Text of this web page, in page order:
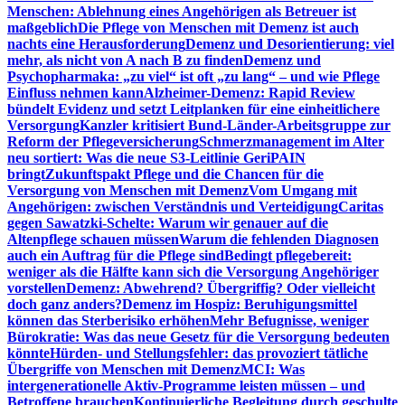
Menschen: Ablehnung eines Angehörigen als Betreuer ist
maßgeblichDie Pflege von Menschen mit Demenz ist auch
nachts eine HerausforderungDemenz und Desorientierung: viel
mehr, als nicht von A nach B zu findenDemenz und
Psychopharmaka: „zu viel“ ist oft „zu lang“ – und wie Pflege
Einfluss nehmen kannAlzheimer-Demenz: Rapid Review
bündelt Evidenz und setzt Leitplanken für eine einheitlichere
VersorgungKanzler kritisiert Bund-Länder-Arbeitsgruppe zur
Reform der PflegeversicherungSchmerzmanagement im Alter
neu sortiert: Was die neue S3-Leitlinie GeriPAIN
bringtZukunftspakt Pflege und die Chancen für die
Versorgung von Menschen mit DemenzVom Umgang mit
Angehörigen: zwischen Verständnis und VerteidigungCaritas
gegen Sawatzki-Schelte: Warum wir genauer auf die
Altenpflege schauen müssenWarum die fehlenden Diagnosen
auch ein Auftrag für die Pflege sindBedingt pflegebereit:
weniger als die Hälfte kann sich die Versorgung Angehöriger
vorstellenDemenz: Abwehrend? Übergriffig? Oder vielleicht
doch ganz anders?Demenz im Hospiz: Beruhigungsmittel
können das Sterberisiko erhöhenMehr Befugnisse, weniger
Bürokratie: Was das neue Gesetz für die Versorgung bedeuten
könnteHürden- und Stellungsfehler: das provoziert tätliche
Übergriffe von Menschen mit DemenzMCI: Was
intergenerationelle Aktiv-Programme leisten müssen – und
Betroffene brauchenKontinuierliche Begleitung durch geschulte